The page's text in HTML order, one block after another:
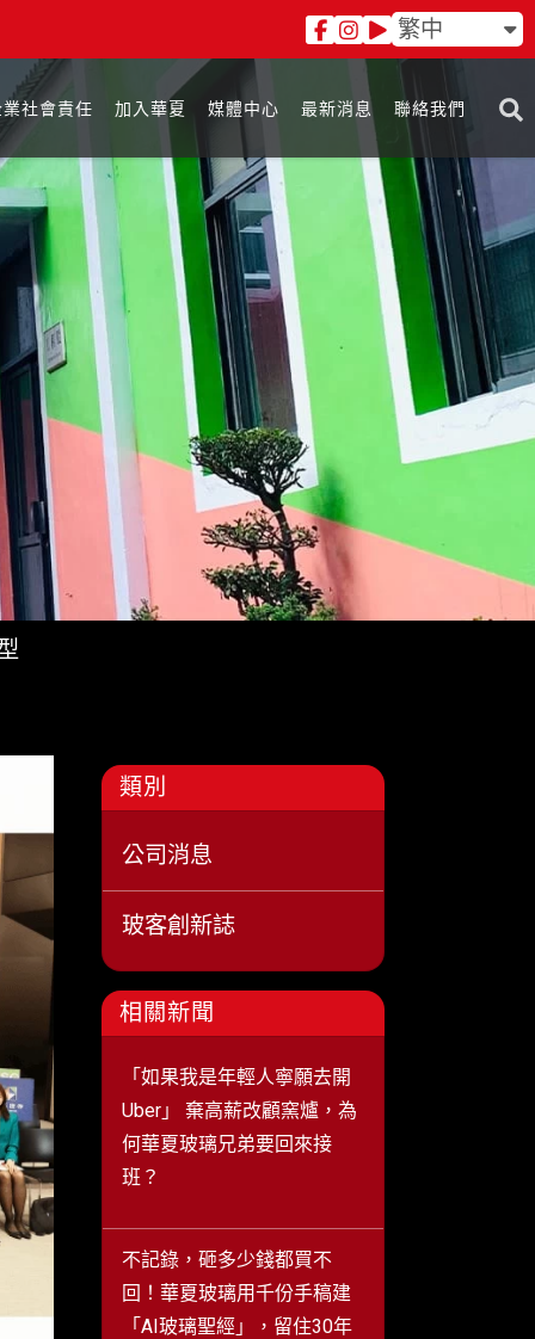
繁中
業社會責任 加入華夏 媒體中心 最新消息 聯絡我們
類別
公司消息
玻客創新誌
相關新聞
「如果我是年輕人寧願去開
Uber」 棄高薪改顧窯爐，為
何華夏玻璃兄弟要回來接
班？
不記錄，砸多少錢都買不
回！華夏玻璃用千份手稿建
「AI玻璃聖經」，留住30年